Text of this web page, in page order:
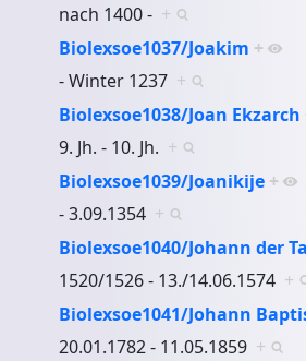
nach 1400 - +
Biolexsoe1037/Joakim +
- Winter 1237 +
Biolexsoe1038/Joan Ekzarch
9. Jh. - 10. Jh. +
Biolexsoe1039/Joanikije +
- 3.09.1354 +
Biolexsoe1040/Johann der
1520/1526 - 13./14.06.1574 +
Biolexsoe1041/Johann
20.01.1782 - 11.05.1859 +